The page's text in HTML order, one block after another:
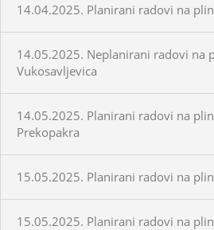
14.04.2025. Planirani radovi na
14.05.2025. Neplanirani radovi na
Vukosavljevica
14.05.2025. Planirani radovi na
Prekopakra
15.05.2025. Planirani radovi na
15.05.2025. Planirani radovi na